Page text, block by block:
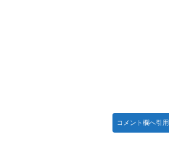
コメント欄へ引用